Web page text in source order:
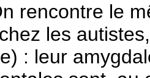
le
les
: leur